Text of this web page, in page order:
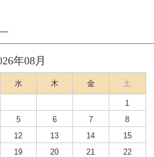
年08月
水 木 金 土
1
5 6 7
8
12 13 14
15
19 20 21
22